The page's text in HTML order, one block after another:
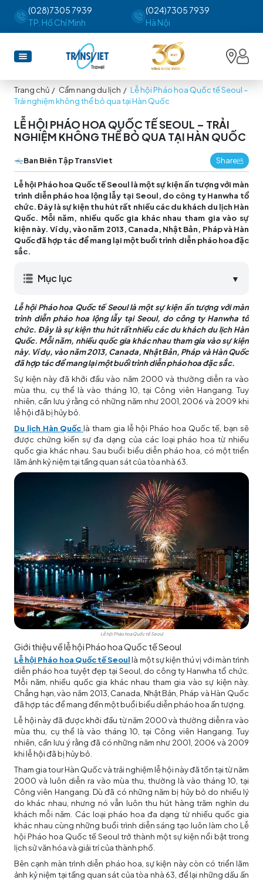
(028)7305 7939
TP. Hồ Chí Minh
(024)7305 7939
Hà Nội
Trang chủ / Cẩm nang du lịch / Lễ hội Pháo hoa Quốc tế Seoul –
Trải nghiệm không thể bỏ qua tại Hàn Quốc
LỄ HỘI PHÁO HOA QUỐC TẾ SEOUL – TRẢI
NGHIỆM KHÔNG THỂ BỎ QUA TẠI HÀN QUỐC
Ban Biên Tập TransViet Share
Lễ hội Pháo hoa Quốc tế Seoul là một sự kiện ấn tượng với màn
trình diễn pháo hoa lộng lẫy tại Seoul, do công ty Hanwha tổ
chức. Đây là sự kiện thu hút rất nhiều các du khách du lịch Hàn
Quốc. Mỗi năm, nhiều quốc gia khác nhau tham gia vào sự
kiện này. Ví dụ, vào năm 2013, Canada, Nhật Bản, Pháp và Hàn
Quốc đã hợp tác để mang lại một buổi trình diễn pháo hoa đặc
sắc.
Mục lục ▼
Lễ hội Pháo hoa Quốc tế Seoul là một sự kiện ấn tượng với màn
trình diễn pháo hoa lộng lẫy tại Seoul, do công ty Hanwha tổ
chức. Đây là sự kiện thu hút rất nhiều các du khách du lịch Hàn
Quốc. Mỗi năm, nhiều quốc gia khác nhau tham gia vào sự kiện
này. Ví dụ, vào năm 2013, Canada, Nhật Bản, Pháp và Hàn Quốc
đã hợp tác để mang lại một buổi trình diễn pháo hoa đặc sắc.
Sự kiện này đã khởi đầu vào năm 2000 và thường diễn ra vào
mùa thu, cụ thể là vào tháng 10, tại Công viên Hangang. Tuy
nhiên, cần lưu ý rằng có những năm như 2001, 2006 và 2009 khi
lễ hội đã bị hủy bỏ.
Du lịch Hàn Quốc là tham gia lễ hội Pháo hoa Quốc tế, bạn sẽ
được chứng kiến sự đa dạng của các loại pháo hoa từ nhiều
quốc gia khác nhau. Sau buổi biểu diễn pháo hoa, có một triển
lãm ảnh kỷ niệm tại tầng quan sát của tòa nhà 63.
Lễ hội Pháo hoa Quốc tế Seoul
Giới thiệu về lễ hội Pháo hoa Quốc tế Seoul
Lễ hội Pháo hoa Quốc tế Seoullà một sự kiện thú vị với màn trình
diễn pháo hoa tuyệt đẹp tại Seoul, do công ty Hanwha tổ chức.
Mỗi năm, nhiều quốc gia khác nhau tham gia vào sự kiện này.
Chẳng hạn, vào năm 2013, Canada, Nhật Bản, Pháp và Hàn Quốc
đã hợp tác để mang đến một buổi biểu diễn pháo hoa ấn tượng.
Lễ hội này đã được khởi đầu từ năm 2000 và thường diễn ra vào
mùa thu, cụ thể là vào tháng 10, tại Công viên Hangang. Tuy
nhiên, cần lưu ý rằng đã có những năm như 2001, 2006 và 2009
khi lễ hội đã bị hủy bỏ.
Tham gia tour Hàn Quốc và trải nghiệm lễ hội này đã tồn tại từ năm
2000 và luôn diễn ra vào mùa thu, thường là vào tháng 10, tại
Công viên Hangang. Dù đã có những năm bị hủy bỏ do nhiều lý
do khác nhau, nhưng nó vẫn luôn thu hút hàng trăm nghìn du
khách mỗi năm. Các loại pháo hoa đa dạng từ nhiều quốc gia
khác nhau cùng những buổi trình diễn sáng tạo luôn làm cho Lễ
hội Pháo hoa Quốc tế Seoul trở thành một sự kiện nổi bật trong
lịch sử văn hóa và giải trí của thành phố.
Bên cạnh màn trình diễn pháo hoa, sự kiện này còn có triển lãm
ảnh kỷ niệm tại tầng quan sát của tòa nhà 63, để lại những dấu ấn